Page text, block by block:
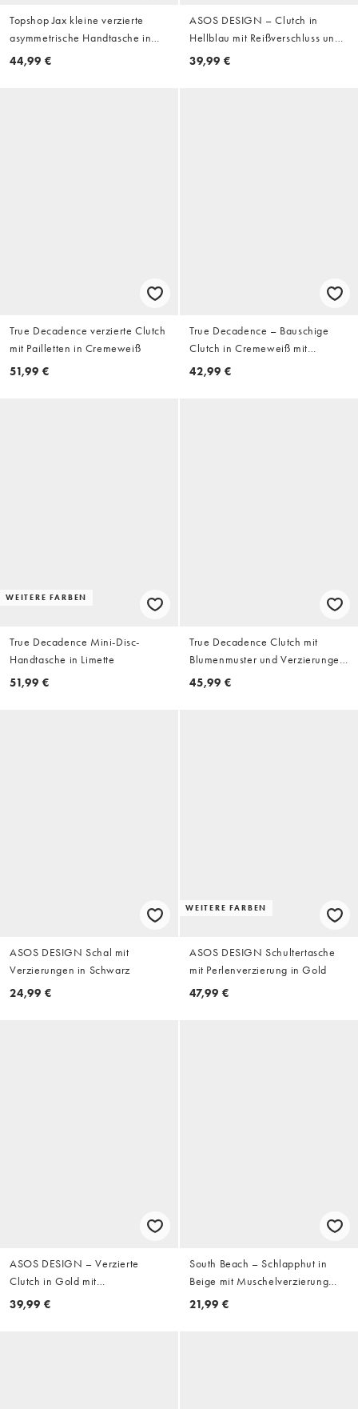
Topshop Jax kleine verzierte
asymmetrische Handtasche in
Gold
44,99 €
ASOS DESIGN – Clutch in
Hellblau mit Reißverschluss und
Verzierung in Tropfen-Optik
39,99 €
True Decadence verzierte Clutch
mit Pailletten in Cremeweiß
51,99 €
True Decadence – Bauschige
Clutch in Cremeweiß mit
Paillettenverzierung
42,99 €
WEITERE FARBEN
True Decadence Mini-Disc-
Handtasche in Limette
51,99 €
True Decadence Clutch mit
Blumenmuster und Verzierungen
in Petrolblau
45,99 €
ASOS DESIGN Schal mit
Verzierungen in Schwarz
24,99 €
WEITERE FARBEN
ASOS DESIGN Schultertasche
mit Perlenverzierung in Gold
47,99 €
ASOS DESIGN – Verzierte
Clutch in Gold mit
Reißverschluss und
39,99 €
South Beach – Schlapphut in
Beige mit Muschelverzierung
und breiter Krempe
21,99 €